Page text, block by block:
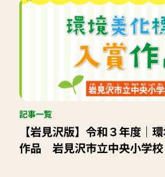
記事一覧
【岩見沢版】令和３年度｜
作品 岩見沢市立中央小学校